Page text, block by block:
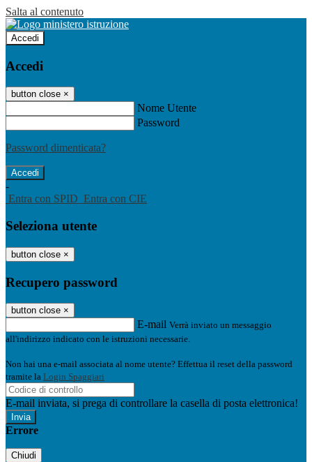
Salta al contenuto
Accedi
Accedi
button close ×
Nome Utente
Password
Password dimenticata?
-
Entra con SPID Entra con CIE
Seleziona utente
button close ×
Recupero password
button close ×
E-mail Verrà inviato un messaggio
all'indirizzo indicato con le istruzioni necessarie.
Non hai una e-mail associata al nome utente? Effettua il reset della password
tramite la Login Spaggiari
E-mail inviata, si prega di controllare la casella di posta elettronica!
Errore
Chiudi